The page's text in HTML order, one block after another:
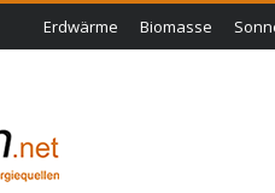
Erdwärme Biomasse